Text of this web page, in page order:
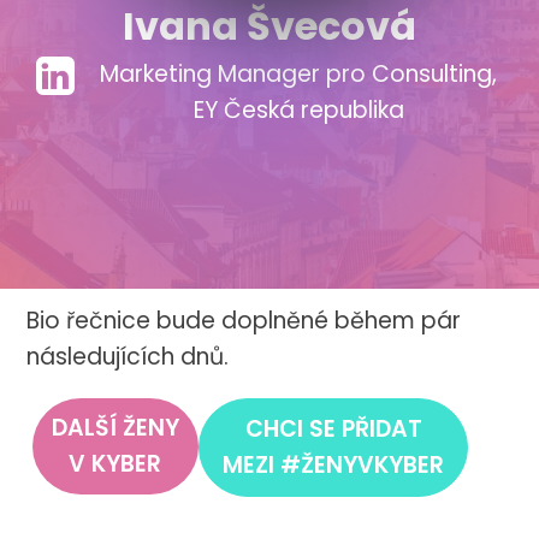
Ivana Švecová
Marketing Manager pro Consulting,
EY Česká republika
Bio řečnice bude doplněné během pár
následujících dnů.
DALŠÍ ŽENY
V KYBER
CHCI SE PŘIDAT
MEZI #ŽENYVKYBER
Nezbytné